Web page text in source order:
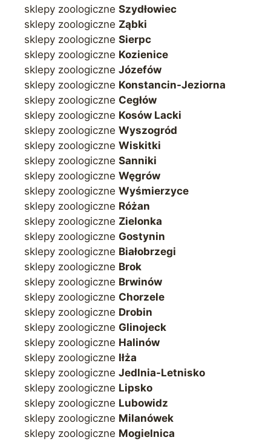
sklepy zoologiczne Szydłowiec
sklepy zoologiczne Ząbki
sklepy zoologiczne Sierpc
sklepy zoologiczne Kozienice
sklepy zoologiczne Józefów
sklepy zoologiczne Konstancin-Jeziorna
sklepy zoologiczne Cegłów
sklepy zoologiczne Kosów Lacki
sklepy zoologiczne Wyszogród
sklepy zoologiczne Wiskitki
sklepy zoologiczne Sanniki
sklepy zoologiczne Węgrów
sklepy zoologiczne Wyśmierzyce
sklepy zoologiczne Różan
sklepy zoologiczne Zielonka
sklepy zoologiczne Gostynin
sklepy zoologiczne Białobrzegi
sklepy zoologiczne Brok
sklepy zoologiczne Brwinów
sklepy zoologiczne Chorzele
sklepy zoologiczne Drobin
sklepy zoologiczne Glinojeck
sklepy zoologiczne Halinów
sklepy zoologiczne Iłża
sklepy zoologiczne Jedlnia-Letnisko
sklepy zoologiczne Lipsko
sklepy zoologiczne Lubowidz
sklepy zoologiczne Milanówek
sklepy zoologiczne Mogielnica